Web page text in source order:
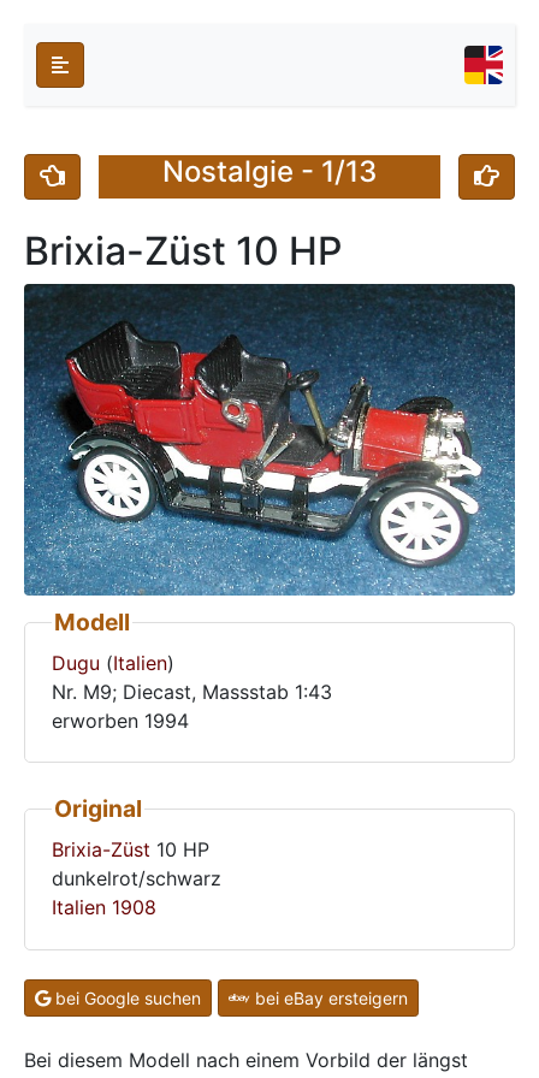
Nostalgie - 1/13
Brixia-Züst 10 HP
Modell
Dugu (Italien)
Nr. M9; Diecast, Massstab 1:43
erworben 1994
Original
Brixia-Züst 10 HP
dunkelrot/schwarz
Italien 1908
bei Google suchen bei eBay ersteigern
Bei diesem Modell nach einem Vorbild der längst